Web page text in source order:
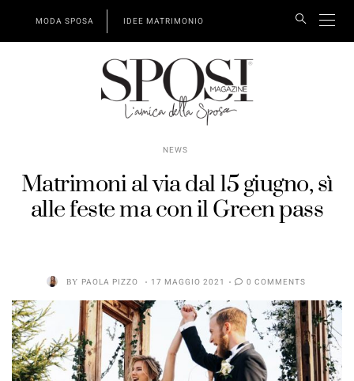
MODA SPOSA IDEE MATRIMONIO
NEWS
Matrimoni al via dal 15 giugno, sì
alle feste ma con il Green pass
BY PAOLA PIZZO 17 MAGGIO 2021 0 COMMENTS